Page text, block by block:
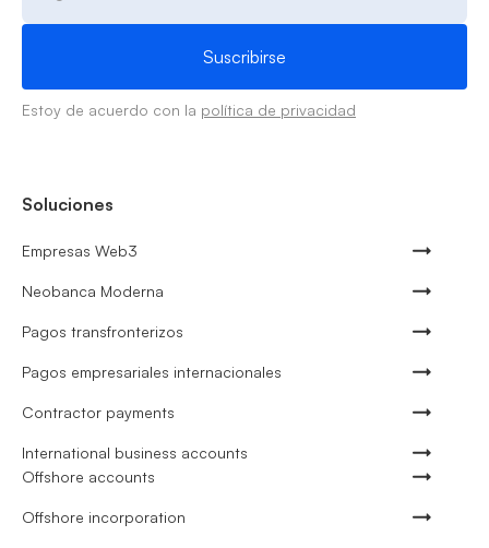
Estoy de acuerdo con la política de privacidad
Soluciones
Empresas Web3
Neobanca Moderna
Pagos transfronterizos
Pagos empresariales internacionales
Contractor payments
International business accounts
Offshore accounts
Offshore incorporation